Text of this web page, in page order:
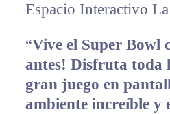
Espacio Interactivo
“Vive el Super Bowl
antes! Disfruta toda
gran juego en
ambiente increíble y